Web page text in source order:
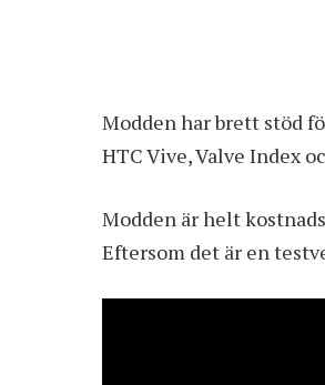
Modden har brett stöd
HTC Vive, Valve Index
Modden är helt
Eftersom det är en